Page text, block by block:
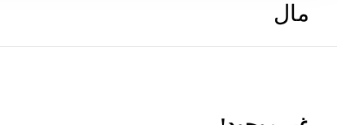
مال